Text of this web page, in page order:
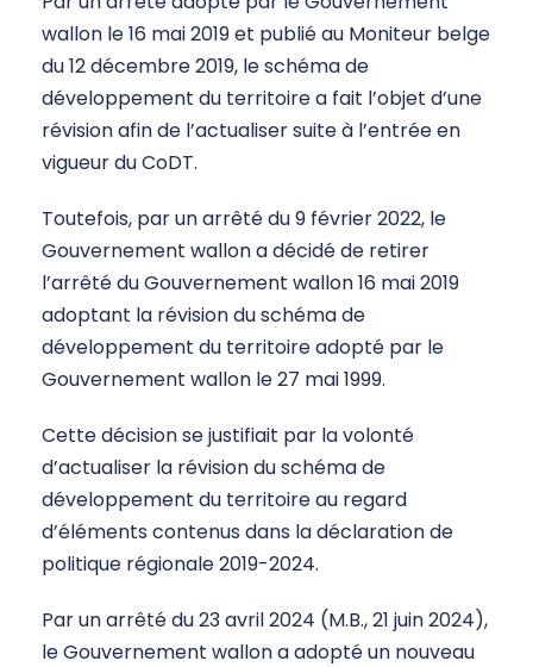
wallon le 16 mai 2019 et publié au Moniteur belge
du 12 décembre 2019, le schéma de
développement du territoire a fait l’objet d’une
révision afin de l’actualiser suite à l’entrée en
vigueur du CoDT.
Toutefois, par un arrêté du 9 février 2022, le
Gouvernement wallon a décidé de retirer
l’arrêté du Gouvernement wallon 16 mai 2019
adoptant la révision du schéma de
développement du territoire adopté par le
Gouvernement wallon le 27 mai 1999.
Cette décision se justifiait par la volonté
d’actualiser la révision du schéma de
développement du territoire au regard
d’éléments contenus dans la déclaration de
politique régionale 2019-2024.
Par un arrêté du 23 avril 2024 (M.B., 21 juin 2024),
le Gouvernement wallon a adopté un nouveau